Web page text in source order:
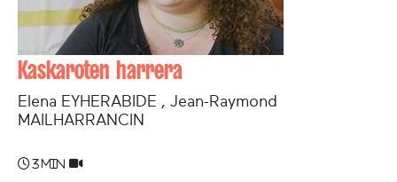
Kaskaroten harrera
Elena EYHERABIDE , Jean-Raymond
MAILHARRANCIN
3 min